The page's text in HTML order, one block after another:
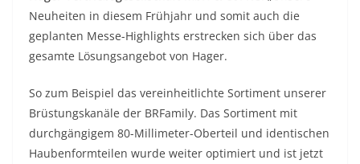
Neuheiten in diesem Frühjahr und somit auch die
geplanten Messe-Highlights erstrecken sich über das
gesamte Lösungsangebot von Hager.
So zum Beispiel das vereinheitlichte Sortiment unserer
Brüstungskanäle der BR­Family. Das Sortiment mit
durchgängigem 80-Millimeter-Oberteil und identischen
Haubenformteilen wurde weiter optimiert und ist jetzt